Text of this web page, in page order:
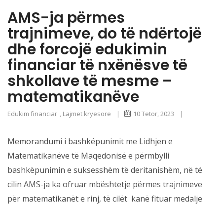
të mesme –
matematikanëve
AMS-ja përmes
trajnimeve, do të ndërtojë
dhe forcojë edukimin
financiar të nxënësve të
shkollave të mesme –
matematikanëve
Edukim financiar , Lajmet kryesore | 10 Tetor, 2023 |
Memorandumi i bashkëpunimit me Lidhjen e
Matematikanëve të Maqedonisë e përmbylli
bashkëpunimin e suksesshëm të deritanishëm, në të
cilin AMS-ja ka ofruar mbështetje përmes trajnimeve
për matematikanët e rinj, të cilët kanë fituar medalje